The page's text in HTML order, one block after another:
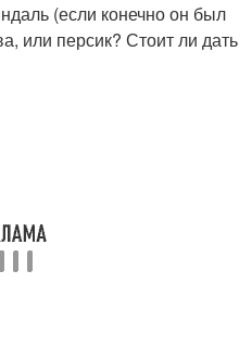
(если конечно он был
или персик? Стоит ли дать